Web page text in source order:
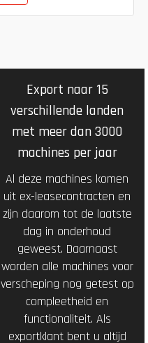
Export naar 15
verschillende landen
met meer dan 3000
machines per jaar
Al deze machines komen
uit ex-leasecontracten en
zijn daarom tot de laatste
dag in onderhoud
geweest. Daarnaast
worden alle machines voor
verscheping nog getest op
compleetheid en
functionaliteit. Als
exportklant bent u altijd